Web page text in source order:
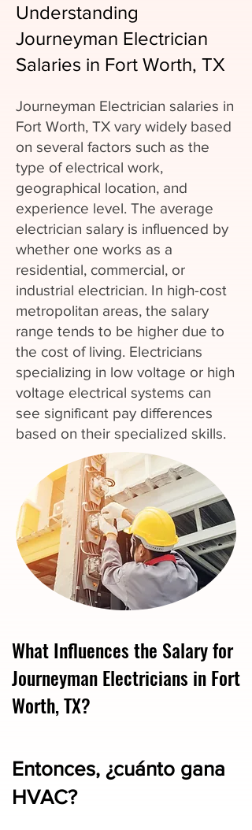
Understanding
Journeyman Electrician
Salaries in Fort Worth, TX
Journeyman Electrician salaries in
Fort Worth, TX vary widely based
on several factors such as the
type of electrical work,
geographical location, and
experience level. The average
electrician salary is influenced by
whether one works as a
residential, commercial, or
industrial electrician. In high-cost
metropolitan areas, the salary
range tends to be higher due to
the cost of living. Electricians
specializing in low voltage or high
voltage electrical systems can
see significant pay differences
based on their specialized skills.
What Influences the Salary for
Journeyman Electricians in Fort
Worth, TX?
Entonces, ¿cuánto gana
HVAC?